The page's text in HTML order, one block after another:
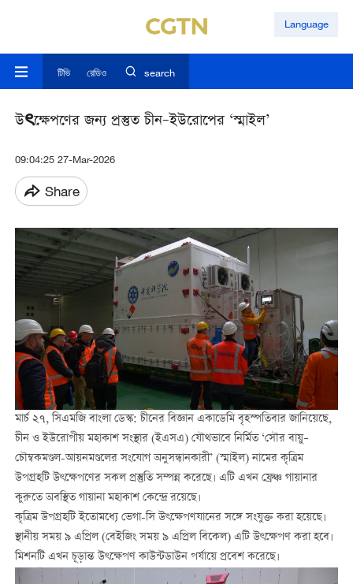
Language
টিভি রেডিও search
উৎক্ষেপণের জন্য প্রস্তুত চীন–ইউরোপের ‘স্মাইল’
09:04:25 27-Mar-2026
Share
মার্চ ২৭, সিএমজি বাংলা ডেস্ক: চীনের বিজ্ঞান একাডেমি বৃহস্পতিবার জানিয়েছে,
চীন ও ইউরোপীয় মহাকাশ সংস্থার (ইএসএ) যৌথভাবে নির্মিত ‘সৌর বায়ু–
চৌম্বকমণ্ডল-আয়নমণ্ডলের সংযোগ অনুসন্ধানকারী’ (স্মাইল) নামের কৃত্রিম
উপগ্রহটি উৎক্ষেপণের সকল প্রস্তুতি সম্পন্ন করেছে। এটি এখন ফ্রেঞ্চ গায়ানার
কুরুতে অবস্থিত গায়ানা মহাকাশ কেন্দ্রে রয়েছে।
কৃত্রিম উপগ্রহটি ইতোমধ্যে ভেগা-সি উৎক্ষেপণযানের সঙ্গে সংযুক্ত করা হয়েছে।
স্থানীয় সময় ৯ এপ্রিল (বেইজিং সময় ৯ এপ্রিল বিকেল) এটি উৎক্ষেপণ করা হবে।
মিশনটি এখন চূড়ান্ত উৎক্ষেপণ কাউন্টডাউন পর্যায়ে প্রবেশ করেছে।